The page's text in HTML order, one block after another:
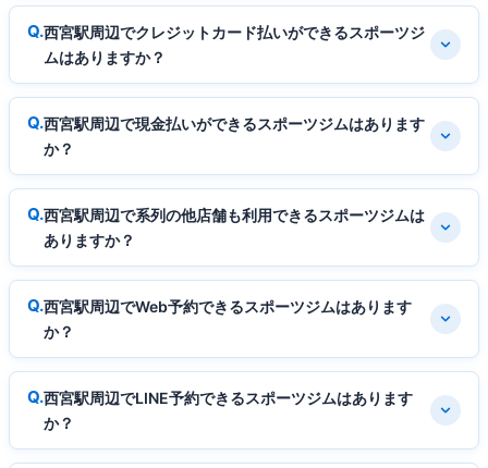
西宮駅周辺でクレジットカード払いができるスポーツジ
ムはありますか？
西宮駅周辺で現金払いができるスポーツジムはあります
か？
西宮駅周辺で系列の他店舗も利用できるスポーツジムは
ありますか？
西宮駅周辺でWeb予約できるスポーツジムはあります
か？
西宮駅周辺でLINE予約できるスポーツジムはあります
か？